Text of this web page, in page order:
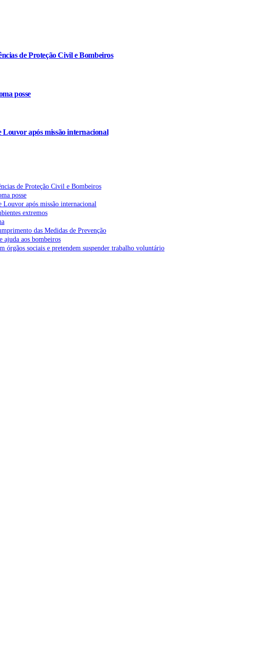
de Proteção Civil e Bombeiros
posse
após missão internacional
de Proteção Civil e Bombeiros
posse
após missão internacional
extremos
das Medidas de Prevenção
ajuda aos bombeiros
órgãos sociais e pretendem suspender trabalho voluntário